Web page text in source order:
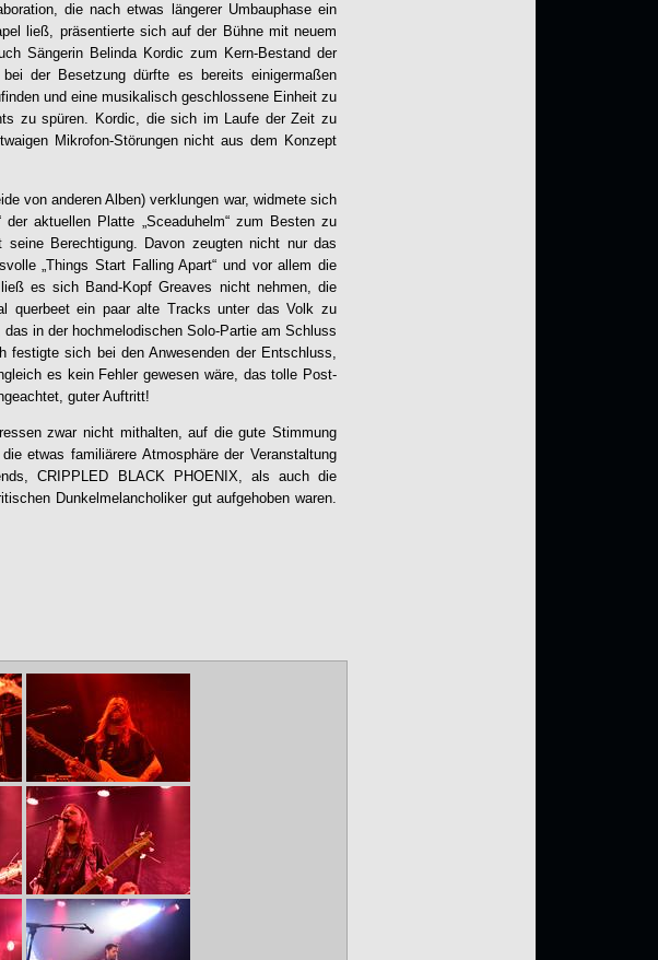
die nach etwas längerer Umbauphase ein
ließ, präsentierte sich auf der Bühne mit neuem
Sängerin Belinda Kordic zum Kern-Bestand der
der Besetzung dürfte es bereits einigermaßen
und eine musikalisch geschlossene Einheit zu
zu spüren. Kordic, die sich im Laufe der Zeit zu
Mikrofon-Störungen nicht aus dem Konzept
von anderen Alben) verklungen war, widmete sich
aktuellen Platte „Sceaduhelm“ zum Besten zu
Berechtigung. Davon zeugten nicht nur das
„Things Start Falling Apart“ und vor allem die
es sich Band-Kopf Greaves nicht nehmen, die
querbeet ein paar alte Tracks unter das Volk zu
in der hochmelodischen Solo-Partie am Schluss
festigte sich bei den Anwesenden der Entschluss,
es kein Fehler gewesen wäre, das tolle Post-
guter Auftritt!
zwar nicht mithalten, auf die gute Stimmung
etwas familiärere Atmosphäre der Veranstaltung
CRIPPLED BLACK PHOENIX, als auch die
Dunkelmelancholiker gut aufgehoben waren.